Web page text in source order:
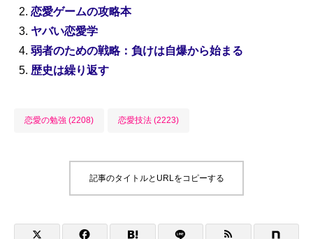
恋愛ゲームの攻略本
ヤバい恋愛学
弱者のための戦略：負けは自爆から始まる
歴史は繰り返す
恋愛の勉強 (2208) 恋愛技法 (2223)
記事のタイトルとURLをコピーする